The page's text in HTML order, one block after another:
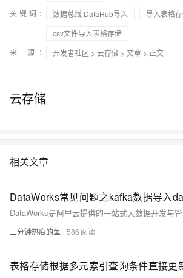
关键词：
数据总线 DataHub导入
导入表格
csv文件导入表格存储
来 源：
开发者社区 > 云存储 > 文章 > 正文
云存储
相关文章
三分钟热度的鱼 586
表格存储根据多元索引查询条件直接更